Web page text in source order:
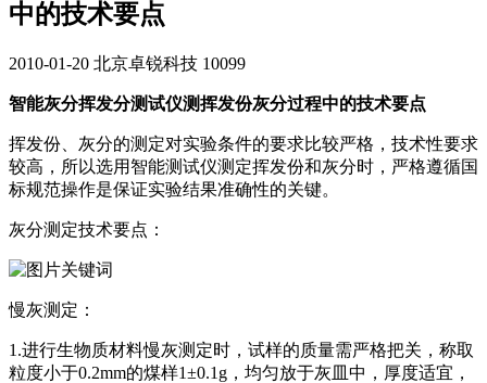
中的技术要点
2010-01-20 北京卓锐科技 10099
智能灰分挥发分测试仪测挥发份灰分过程中的技术要点
挥发份、灰分的测定对实验条件的要求比较严格，技术性要求
较高，所以选用智能测试仪测定挥发份和灰分时，严格遵循国
标规范操作是保证实验结果准确性的关键。
灰分测定技术要点：
慢灰测定：
1.进行生物质材料慢灰测定时，试样的质量需严格把关，称取
粒度小于0.2mm的煤样1±0.1g，均匀放于灰皿中，厚度适宜，